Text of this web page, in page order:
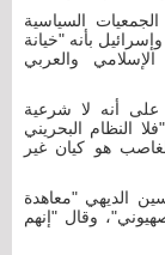
السياسية
بأنه "خيانة
والعربي
في بيان لها (11 سبتمبر/ أيلول 2020) على أنه لا شرعية
النظام البحريني
هو كيان غير
الديهي "معاهدة
وقال "إنهم